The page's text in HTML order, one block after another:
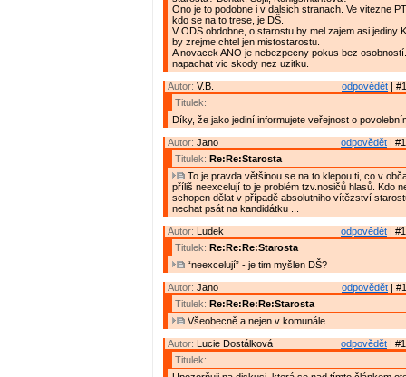
Ono je to podobne i v dalsich stranach. Ve vitezne
kdo se na to trese, je DŠ.
V ODS obdobne, o starostu by mel zajem asi jediny
by zrejme chtel jen mistostarostu.
A novacek ANO je nebezpecny pokus bez
napachat vic skody nez uzitku.
odpovědět |
Autor: V.B.
Titulek:
Díky, že jako jediní informujete veřejnost o
odpovědět |
Autor: Jano
Titulek: Re:Re:Starosta
To je pravda většinou se na to klepou ti, co v
příliš neexcelují to je problém tzv.nosičů hlasů. Kdo
schopen dělat v případě absolutniho vítězství
nechat psát na kandidátku ...
odpovědět |
Autor: Ludek
Titulek: Re:Re:Re:Starosta
“neexcelují” - je tim myšlen DŠ?
odpovědět |
Autor: Jano
Titulek: Re:Re:Re:Re:Starosta
Všeobecně a nejen v komunále
odpovědět |
Autor: Lucie Dostálková
Titulek: